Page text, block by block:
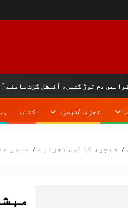
آفیشل گزٹ سامنے آ
تجزیہ/تبصرہ کتاب
فیچر، کالم،تجزئیے مبشر